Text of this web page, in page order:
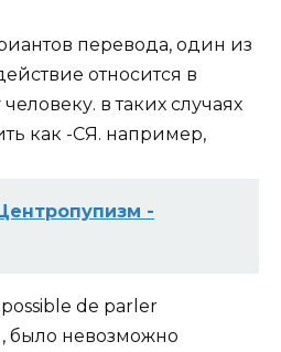
перевода, один из
относится в
в таких случаях
как -СЯ. например,
-
de parler
, было невозможно